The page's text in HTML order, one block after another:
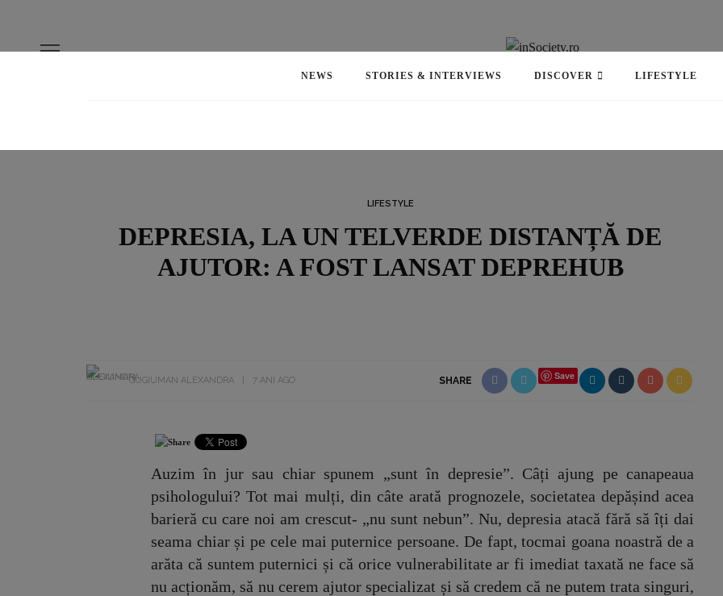
NEWS STORIES & INTERVIEWS DISCOVER LIFESTYLE
LIFESTYLE
DEPRESIA, LA UN TELVERDE DISTANȚĂ DE
AJUTOR: A FOST LANSAT DEPREHUB
GUGIUMAN ALEXANDRA 7 ANI AGO SHARE Save
Auzim în jur sau chiar spunem „sunt în depresie”. Câți ajung pe canapeaua
psihologului? Tot mai mulți, din câte arată prognozele, societatea depășind acea
barieră cu care noi am crescut- „nu sunt nebun”. Nu, depresia atacă fără să îți dai
seama chiar și pe cele mai puternice persoane. De fapt, tocmai goana noastră de a
arăta că suntem puternici și că orice vulnerabilitate ar fi imediat taxată ne face să
nu acționăm, să nu cerem ajutor specializat și să credem că ne putem trata singuri,